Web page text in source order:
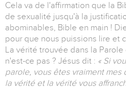
Cela va de l'affirmation que la
de sexualité jusqu'à la
abominables, Bible en main !
pour que nous puissions lire et
La vérité trouvée dans la
n'est-ce pas ? Jésus dit : « Si
parole, vous êtes vraiment mes
la vérité et la vérité vous